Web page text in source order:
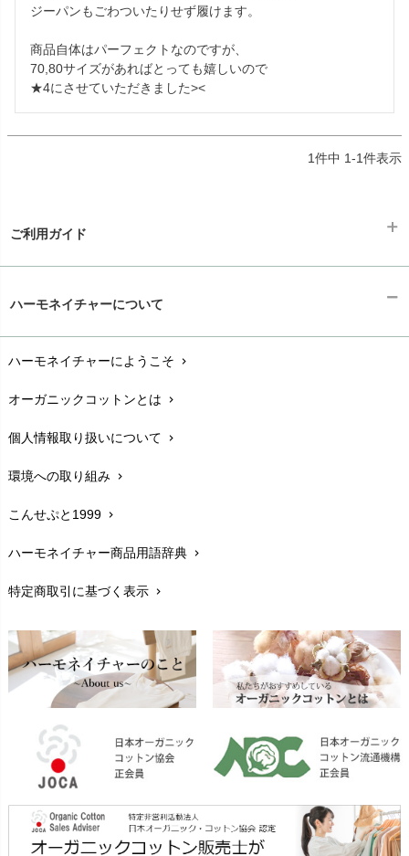
ジーパンもごわついたりせず履けます。
商品自体はパーフェクトなのですが、
70,80サイズがあればとっても嬉しいので
★4にさせていただきました><
1件中 1-1件表示
ご利用ガイド
配送と送料chevron_right
在庫状況と発送予定chevron_right
サイズ・寸法chevron_right
生地・素材chevron_right
お手入れについて
レビューを書こうchevron_right
返品交換chevron_right
FAXでのご注文
お問い合わせchevron_right
ハーモネイチャーについて
ハーモネイチャーにようこそ chevron_right
オーガニックコットンとは chevron_right
個人情報取り扱いについて chevron_right
環境への取り組み chevron_right
こんせぷと1999 chevron_right
ハーモネイチャー商品用語辞典 chevron_right
特定商取引に基づく表示 chevron_right